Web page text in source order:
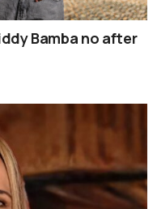
Bamba no after